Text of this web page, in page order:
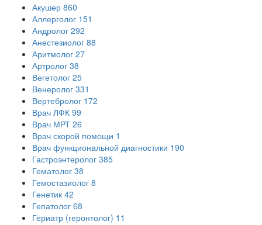
Акушер 860
Аллерголог 151
Андролог 292
Анестезиолог 88
Аритмолог 27
Артролог 38
Вегетолог 25
Венеролог 331
Вертебролог 172
Врач ЛФК 99
Врач МРТ 26
Врач скорой помощи 1
Врач функциональной диагностики 190
Гастроэнтеролог 385
Гематолог 38
Гемостазиолог 8
Генетик 42
Гепатолог 68
Гериатр (геронтолог) 11